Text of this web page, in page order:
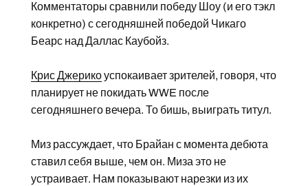
Комментаторы сравнили победу Шоу (и его тэкл
конкретно) с сегодняшней победой Чикаго
Беарс над Даллас Каубойз.
Крис Джерикоуспокаивает зрителей, говоря, что
планирует не покидать WWE после
сегодняшнего вечера. То бишь, выиграть титул.
Миз рассуждает, что Брайан с момента дебюта
ставил себя выше, чем он. Миза это не
устраивает. Нам показывают нарезки из их